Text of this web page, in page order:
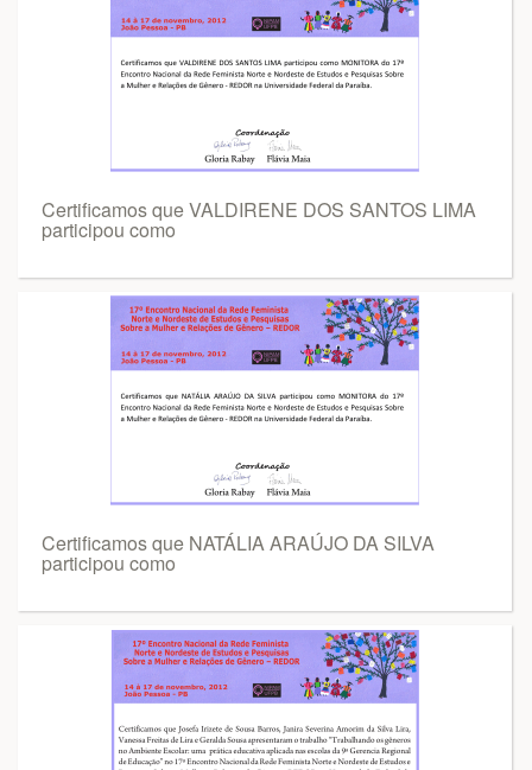
Certificamos que VALDIRENE DOS SANTOS LIMA
participou como
Certificamos que NATÁLIA ARAÚJO DA SILVA
participou como